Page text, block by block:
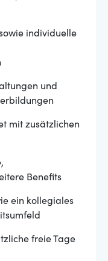
individuelle
und
mit zusätzlichen
Benefits
ein kollegiales
freie Tage